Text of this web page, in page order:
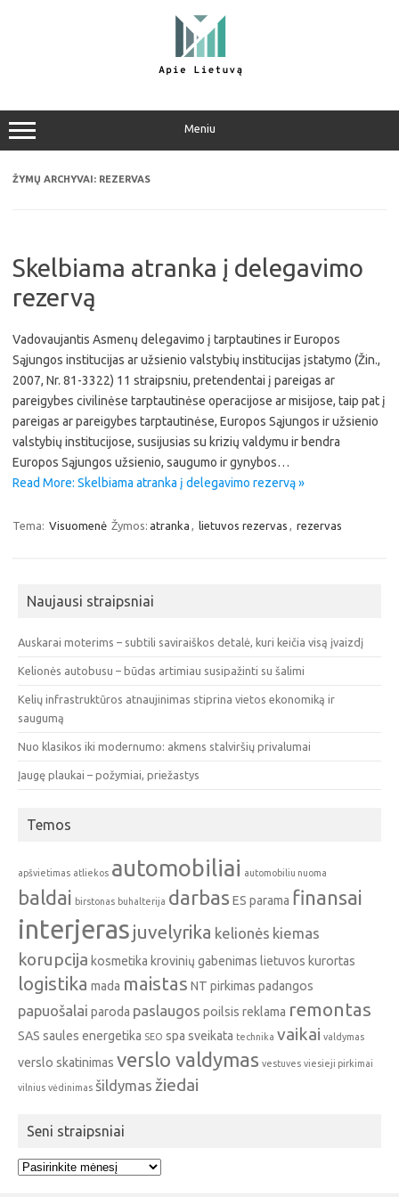
Meniu
ŽYMŲ ARCHYVAI: REZERVAS
Skelbiama atranka į delegavimo
rezervą
Vadovaujantis Asmenų delegavimo į tarptautines ir Europos
Sąjungos institucijas ar užsienio valstybių institucijas įstatymo (Žin.,
2007, Nr. 81-3322) 11 straipsniu, pretendentai į pareigas ar
pareigybes civilinėse tarptautinėse operacijose ar misijose, taip pat į
pareigas ar pareigybes tarptautinėse, Europos Sąjungos ir užsienio
valstybių institucijose, susijusias su krizių valdymu ir bendra
Europos Sąjungos užsienio, saugumo ir gynybos…
Read More: Skelbiama atranka į delegavimo rezervą »
Tema: Visuomenė Žymos: atranka , lietuvos rezervas , rezervas
Naujausi straipsniai
Auskarai moterims – subtili saviraiškos detalė, kuri keičia visą įvaizdį
Kelionės autobusu – būdas artimiau susipažinti su šalimi
Kelių infrastruktūros atnaujinimas stiprina vietos ekonomiką ir
saugumą
Nuo klasikos iki modernumo: akmens stalviršių privalumai
Įaugę plaukai – požymiai, priežastys
Temos
apšvietimas atliekos automobiliai automobiliu nuoma
baldai birstonas buhalterija darbas ES parama finansai
interjeras juvelyrika kelionės kiemas
korupcija kosmetika krovinių gabenimas lietuvos kurortas
logistika mada maistas NT pirkimas padangos
papuošalai paroda paslaugos poilsis reklama remontas
SAS saules energetika SEO spa sveikata technika vaikai valdymas
verslo skatinimas verslo valdymas vestuves viesieji pirkimai
vilnius vėdinimas šildymas žiedai
Seni straipsniai
Seni